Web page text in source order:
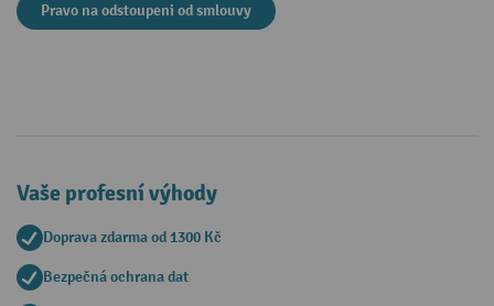
Pravo na odstoupeni od smlouvy
Vaše profesní výhody
Doprava zdarma od 1300 Kč
Bezpečná ochrana dat